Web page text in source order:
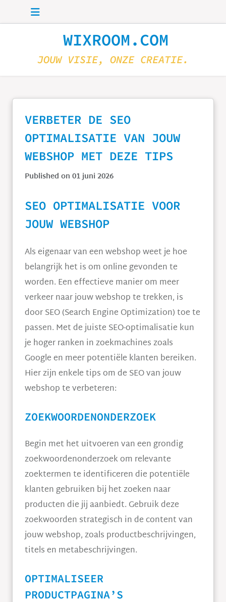
Skip to main content
WIXROOM.COM
JOUW VISIE, ONZE CREATIE.
VERBETER DE SEO
OPTIMALISATIE VAN JOUW
WEBSHOP MET DEZE TIPS
Published on 01 juni 2026
SEO OPTIMALISATIE VOOR
JOUW WEBSHOP
Als eigenaar van een webshop weet je hoe
belangrijk het is om online gevonden te
worden. Een effectieve manier om meer
verkeer naar jouw webshop te trekken, is
door SEO (Search Engine Optimization) toe te
passen. Met de juiste SEO-optimalisatie kun
je hoger ranken in zoekmachines zoals
Google en meer potentiële klanten bereiken.
Hier zijn enkele tips om de SEO van jouw
webshop te verbeteren:
ZOEKWOORDENONDERZOEK
Begin met het uitvoeren van een grondig
zoekwoordenonderzoek om relevante
zoektermen te identificeren die potentiële
klanten gebruiken bij het zoeken naar
producten die jij aanbiedt. Gebruik deze
zoekwoorden strategisch in de content van
jouw webshop, zoals productbeschrijvingen,
titels en metabeschrijvingen.
OPTIMALISEER
PRODUCTPAGINA’S